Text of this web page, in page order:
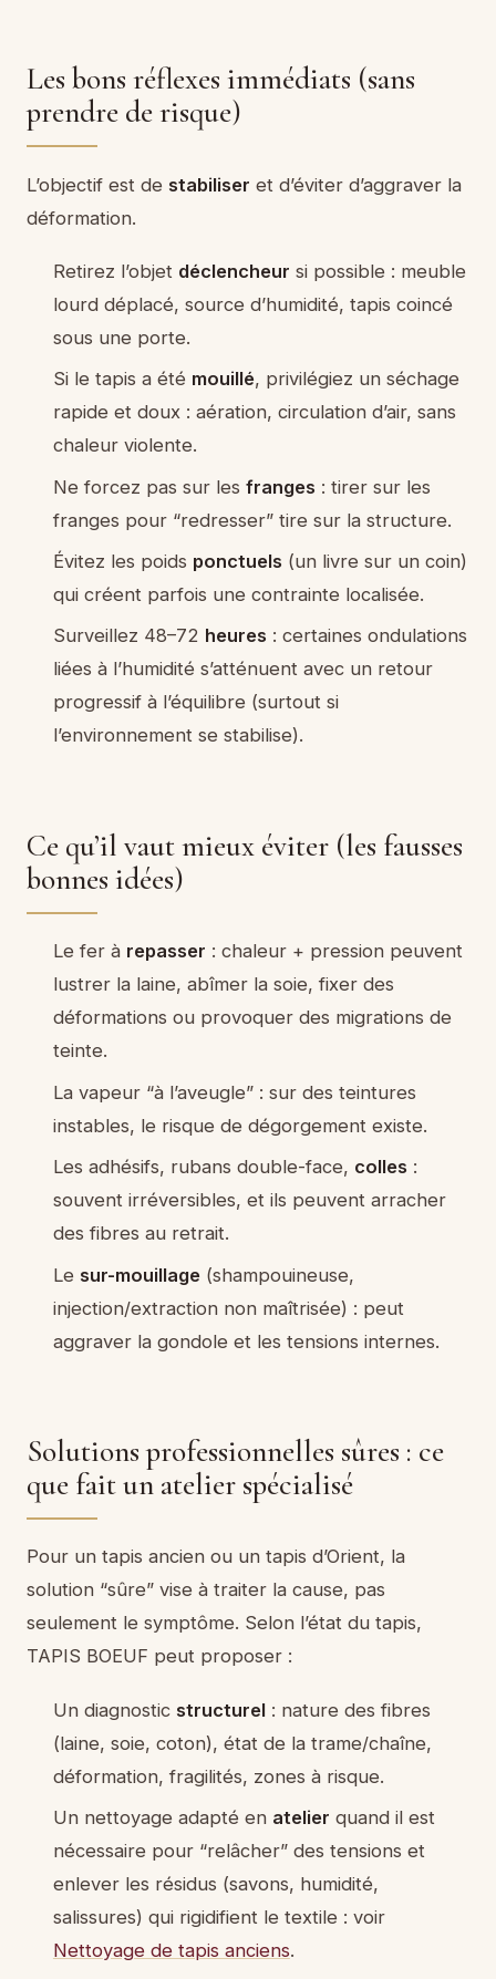
Les bons réflexes immédiats (sans
prendre de risque)
L’objectif est de stabiliser et d’éviter d’aggraver la
déformation.
Retirez l’objet déclencheur si possible : meuble
lourd déplacé, source d’humidité, tapis coincé
sous une porte.
Si le tapis a été mouillé, privilégiez un séchage
rapide et doux : aération, circulation d’air, sans
chaleur violente.
Ne forcez pas sur les franges : tirer sur les
franges pour “redresser” tire sur la structure.
Évitez les poids ponctuels (un livre sur un coin)
qui créent parfois une contrainte localisée.
Surveillez 48–72 heures : certaines ondulations
liées à l’humidité s’atténuent avec un retour
progressif à l’équilibre (surtout si
l’environnement se stabilise).
Ce qu’il vaut mieux éviter (les fausses
bonnes idées)
Le fer à repasser : chaleur + pression peuvent
lustrer la laine, abîmer la soie, fixer des
déformations ou provoquer des migrations de
teinte.
La vapeur “à l’aveugle” : sur des teintures
instables, le risque de dégorgement existe.
Les adhésifs, rubans double-face, colles :
souvent irréversibles, et ils peuvent arracher
des fibres au retrait.
Le sur-mouillage(shampouineuse,
injection/extraction non maîtrisée) : peut
aggraver la gondole et les tensions internes.
Solutions professionnelles sûres : ce
que fait un atelier spécialisé
Pour un tapis ancien ou un tapis d’Orient, la
solution “sûre” vise à traiter la cause, pas
seulement le symptôme. Selon l’état du tapis,
TAPIS BOEUF peut proposer :
Un diagnostic structurel: nature des fibres
(laine, soie, coton), état de la trame/chaîne,
déformation, fragilités, zones à risque.
Un nettoyage adapté en atelier quand il est
nécessaire pour “relâcher” des tensions et
enlever les résidus (savons, humidité,
salissures) qui rigidifient le textile : voir
Nettoyage de tapis anciens.